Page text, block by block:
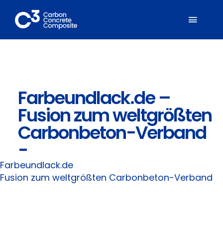
Inhalt
springen
Mitglieder
Fachbereiche
Suche
Farbeundlack.de –
Fusion zum weltgrößten
Carbonbeton-Verband
-
Farbeundlack.de
Fusion zum weltgrößten Carbonbeton-Verband